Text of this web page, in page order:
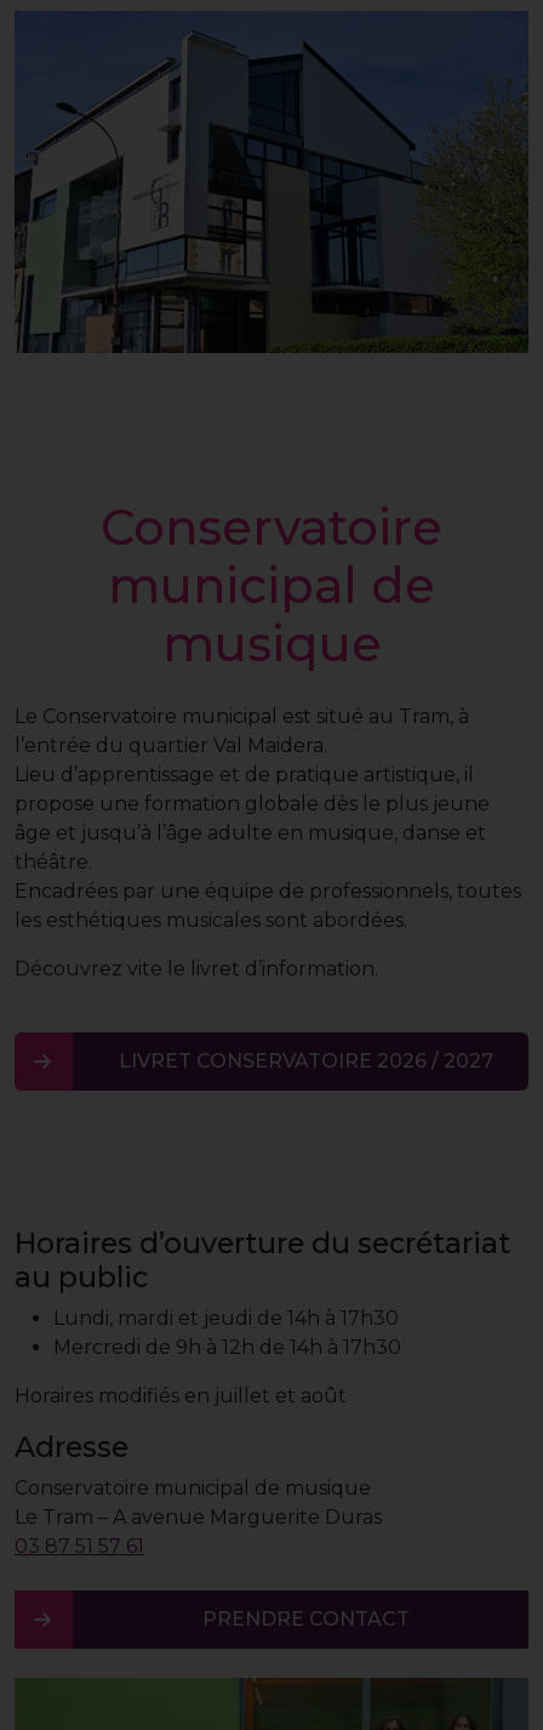
Conservatoire
municipal de
musique
Le Conservatoire municipal est situé au Tram, à
l’entrée du quartier Val Maidera.
Lieu d’apprentissage et de pratique artistique, il
propose une formation globale dès le plus jeune
âge et jusqu’à l’âge adulte en musique, danse et
théâtre.
Encadrées par une équipe de professionnels, toutes
les esthétiques musicales sont abordées.
Découvrez vite le livret d’information.
LIVRET CONSERVATOIRE 2026 / 2027
Horaires d’ouverture du secrétariat
au public
Lundi, mardi et jeudi de 14h à 17h30
Mercredi de 9h à 12h de 14h à 17h30
Horaires modifiés en juillet et août
Adresse
Conservatoire municipal de musique
Le Tram – A avenue Marguerite Duras
03 87 51 57 61
PRENDRE CONTACT